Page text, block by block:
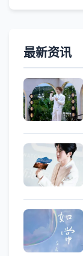
最新资讯